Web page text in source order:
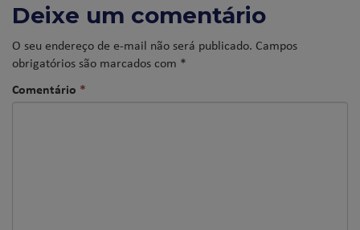
Deixe um comentário
O seu endereço de e-mail não será publicado. Campos
obrigatórios são marcados com *
Comentário *